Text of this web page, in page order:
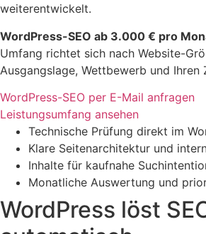
weiterentwickelt.
WordPress-SEO ab 3.000 € pro
Umfang richtet sich nach Website-
Ausgangslage, Wettbewerb und Ihren
WordPress-SEO per E-Mail anfragen
Leistungsumfang ansehen
Technische Prüfung direkt im
Klare Seitenarchitektur und
Inhalte für kaufnahe
Monatliche Auswertung und
WordPress löst